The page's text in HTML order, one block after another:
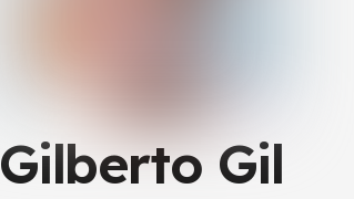
Gilberto Gil